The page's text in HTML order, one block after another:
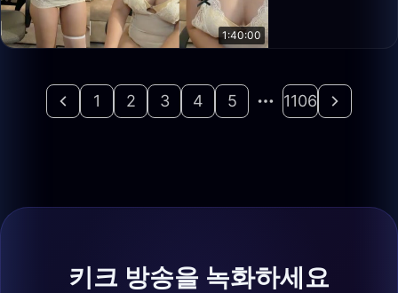
1:40:00
1 2 3 4 5 1106
키크 방송을 녹화하세요